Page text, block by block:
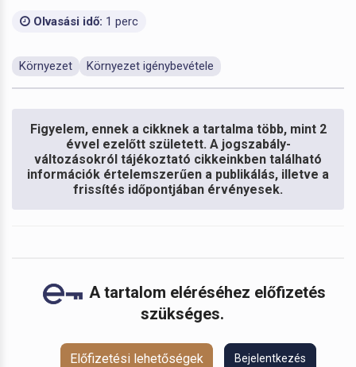
Olvasási idő: 1 perc
Környezet Környezet igénybevétele
Figyelem, ennek a cikknek a tartalma több, mint 2
évvel ezelőtt született. A jogszabály-
változásokról tájékoztató cikkeinkben található
információk értelemszerűen a publikálás, illetve a
frissítés időpontjában érvényesek.
A tartalom eléréséhez előfizetés
szükséges.
Előfizetési lehetőségek Bejelentkezés